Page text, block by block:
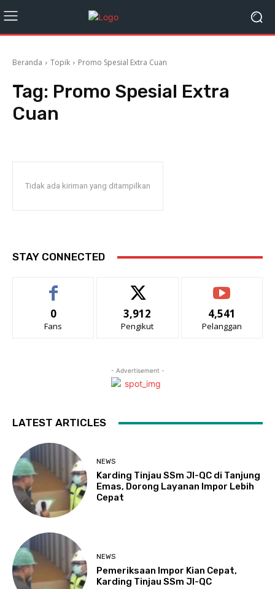
Beranda Topik Promo Spesial Extra Cuan
Tag: Promo Spesial Extra
Cuan
Tidak ada kiriman yang ditampilkan
STAY CONNECTED
0
Fans
3,912
Pengikut
4,541
Pelanggan
- Advertisement -
LATEST ARTICLES
NEWS
Karding Tinjau SSm JI-QC di Tanjung
Emas, Dorong Layanan Impor Lebih
Cepat
NEWS
Pemeriksaan Impor Kian Cepat,
Karding Tinjau SSm JI-QC